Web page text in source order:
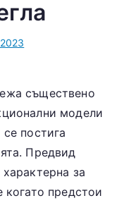
съществено
модели
постига
Предвид
за
когато предстои